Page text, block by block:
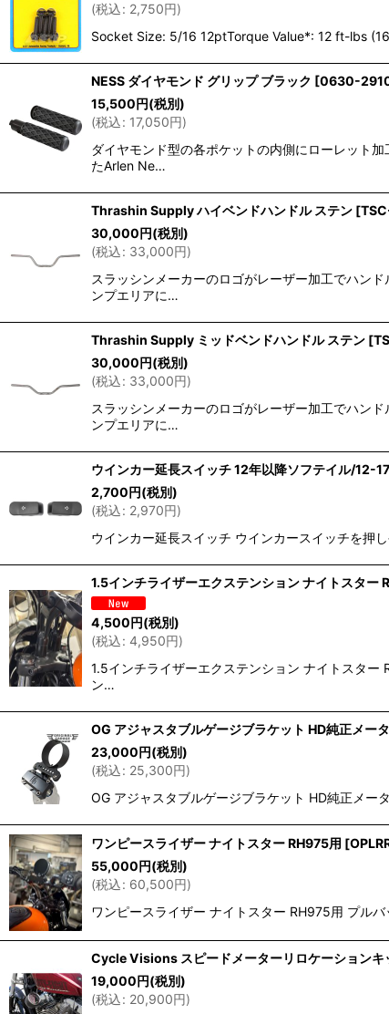
(税込: 2,750円)
Socket Size: 5/16 12ptTorque Value*: 12 ft-lbs
NESS ダイヤモンド グリップ ブラック [0630-
15,500円(税別)
(税込: 17,050円)
ダイヤモンド型の各ポケットの内側にローレット
たArlen Ne…
Thrashin Supply ハイベンドハンドル ステン [
30,000円(税別)
(税込: 33,000円)
スラッシンメーカーのロゴがレーザー加工でハン
ンプエリアに…
Thrashin Supply ミッドベンドハンドル ステン [
30,000円(税別)
(税込: 33,000円)
スラッシンメーカーのロゴがレーザー加工でハン
ンプエリアに…
ウインカー延長スイッチ 12年以降ソフテイル/12-
2,700円(税別)
(税込: 2,970円)
ウインカー延長スイッチ ウインカースイッチを押
1.5インチライザーエクステンション ナイトスター
4,500円(税別)
(税込: 4,950円)
1.5インチライザーエクステンション ナイトスタ
ン…
OG アジャスタブルゲージブラケット HD純正メー
23,000円(税別)
(税込: 25,300円)
OG アジャスタブルゲージブラケット HD純正メ
ワンピースライザー ナイトスター RH975用 [
55,000 円(税別)
(税込: 60,500円)
ワンピースライザー ナイトスター RH975用 プル
Cycle Visions スピードメーターリロケーションキ
19,000円(税別)
(税込: 20,900円)